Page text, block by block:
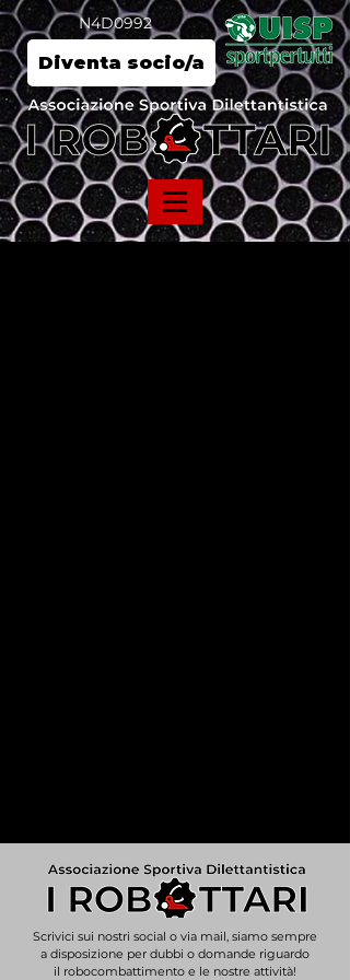
N4D0992
Diventa socio/a
Scrivici sui nostri social o via mail, siamo sempre
a disposizione per dubbi o domande riguardo
il robocombattimento e le nostre attività!